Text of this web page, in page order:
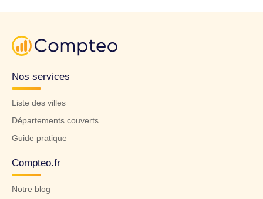
Nos services
Liste des villes
Départements couverts
Guide pratique
Compteo.fr
Notre blog